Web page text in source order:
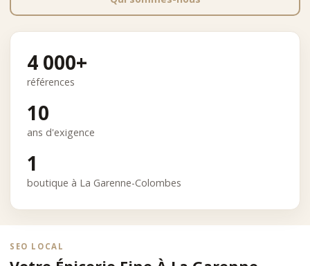
4 000+
références
10
ans d'exigence
1
boutique à La Garenne-Colombes
SEO LOCAL